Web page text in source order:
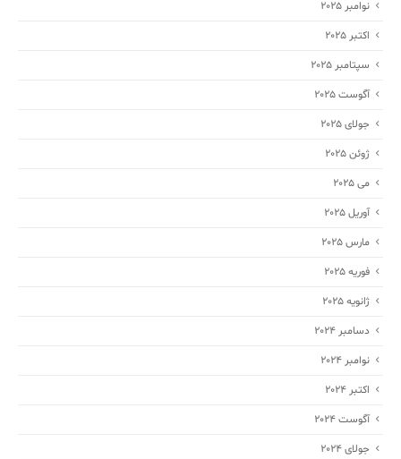
نوامبر 2025
اکتبر 2025
سپتامبر 2025
آگوست 2025
جولای 2025
ژوئن 2025
می 2025
آوریل 2025
مارس 2025
فوریه 2025
ژانویه 2025
دسامبر 2024
نوامبر 2024
اکتبر 2024
آگوست 2024
جولای 2024